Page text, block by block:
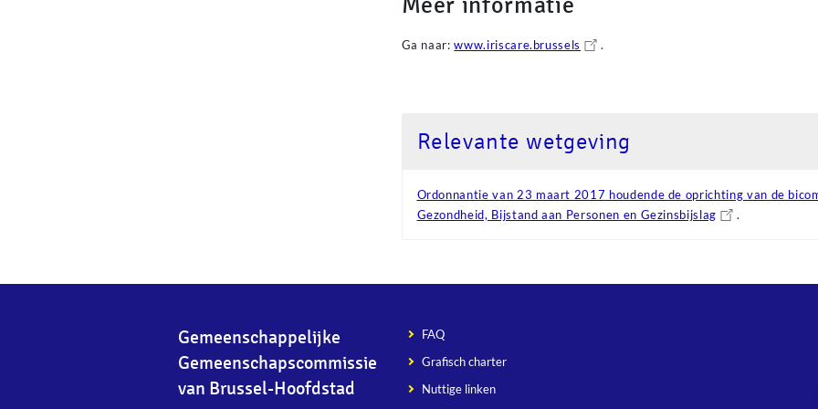
Ga naar:www.iriscare.brussels .
Relevante wetgeving
Ordonnantie van 23 maart 2017 houdende de oprichting van de
Gezondheid, Bijstand aan Personen en Gezinsbijslag
.
Gemeenschappelijke
Gemeenschapscommissie
van Brussel-Hoofdstad
FAQ
Grafisch charter
Nuttige linken